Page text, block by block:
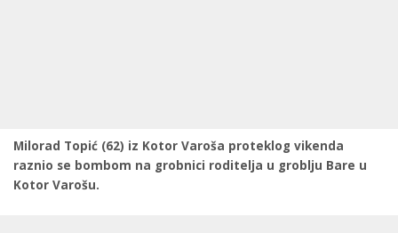
Milorad Topić (62) iz Kotor Varoša proteklog vikenda
raznio se bombom na grobnici roditelja u groblju Bare u
Kotor Varošu.